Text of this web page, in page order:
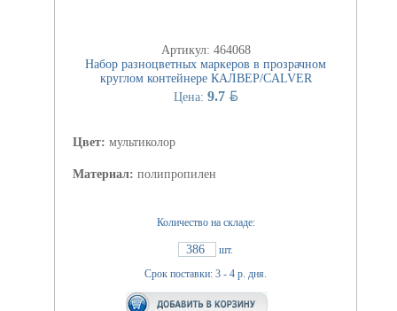
Артикул: 464068
Набор разноцветных маркеров в прозрачном
круглом контейнере КАЛВЕР/СALVER
Цена: 9.7 BYN
Цвет: мультиколор
Материал: полипропилен
Количество на складе:
386
шт.
Срок поставки: 3 - 4 р. дня.